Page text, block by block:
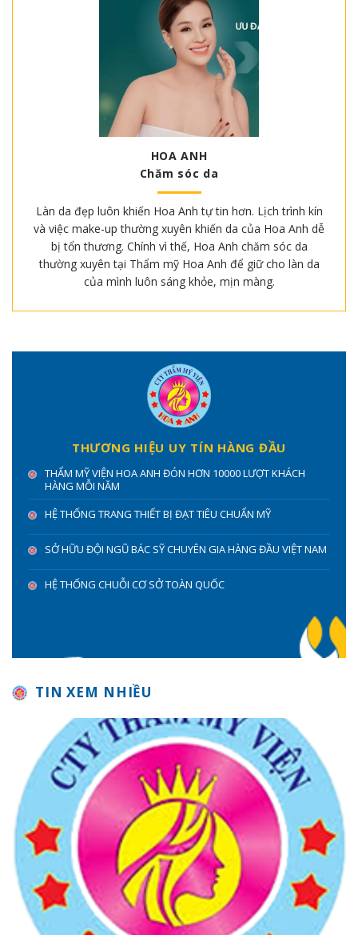
HOA ANH
Chăm sóc da
Làn da đẹp luôn khiến Hoa Anh tự tin hơn. Lịch trình kín
và việc make-up thường xuyên khiến da của Hoa Anh dễ
bị tổn thương. Chính vì thế, Hoa Anh chăm sóc da
thường xuyên tại Thẩm mỹ Hoa Anh để giữ cho làn da
của mình luôn sáng khỏe, mịn màng.
THƯƠNG HIỆU UY TÍN HÀNG ĐẦU
THẨM MỸ VIỆN HOA ANH ĐÓN HƠN 10000 LƯỢT KHÁCH
HÀNG MỖI NĂM
HỆ THỐNG TRANG THIẾT BỊ ĐẠT TIÊU CHUẨN MỸ
SỞ HỮU ĐỘI NGŨ BÁC SỸ CHUYÊN GIA HÀNG ĐẦU VIỆT NAM
HỆ THỐNG CHUỖI CƠ SỞ TOÀN QUỐC
TIN XEM NHIỀU